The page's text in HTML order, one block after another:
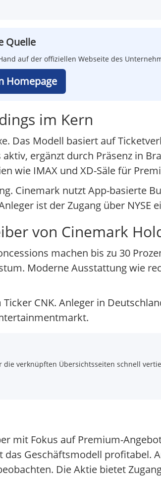
Quelle
auf der offiziellen Webseite des
Homepage
im Kern
Das Modell basiert auf
ergänzt durch Präsenz in
wie IMAX und XD-Säle für
Cinemark nutzt App-basierte
ist der Zugang über NYSE
von Cinemark
machen bis zu 30
Moderne Ausstattung wie
CNK. Anleger in
verknüpften Übersichtsseiten schnell
mit Fokus auf Premium-
Geschäftsmodell profitabel.
Die Aktie bietet